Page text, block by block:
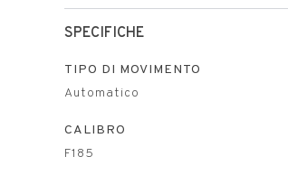
SPECIFICHE
TIPO DI MOVIMENTO
Automatico
CALIBRO
F185